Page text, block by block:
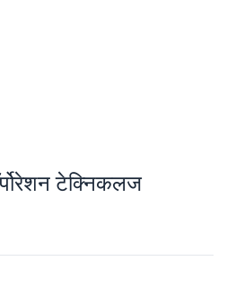
टेक्निकलज